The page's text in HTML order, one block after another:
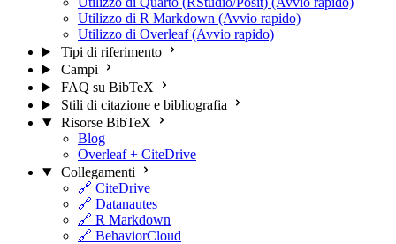
Utilizzo di R Markdown (Avvio rapido)
Utilizzo di Overleaf (Avvio rapido)
Tipi di riferimento
Campi
FAQ su BibTeX
Stili di citazione e bibliografia
Risorse BibTeX
Blog
Overleaf + CiteDrive
Collegamenti
🔗 CiteDrive
🔗 Datanautes
🔗 R Markdown
🔗 BehaviorCloud